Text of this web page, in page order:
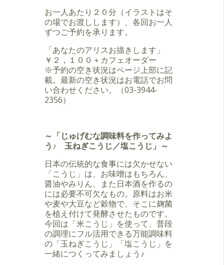
お一人あたり２０分（イラストはそ
の場でお渡しします）、各回お一人
ずつご予約を承ります。
「あなたのアリスお描きします」
￥２，１００＋カフェオーダー
※予約の空き状況はページ上部に記
載。最新の空き状況はお電話でお問
い合わせください。（03-3944-
2356）
～「じゅげむな調味料を作ってみよ
う♪ 玉ねぎこうじ／塩こうじ」～
日本の伝統的な食事には欠かせない
「こうじ」は、お味噌はもちろん、
醤油やみりん、また日本酒を作るの
には必要不可欠なもの。原料はお米
や麦や大豆など穀物で、そこに麹菌
を植え付けて発酵させたものです。
今回は「米こうじ」を使って、普段
の調理にフル活用できる万能調味料
の「玉ねぎこうじ」「塩こうじ」を
一緒につくってみましょう♪